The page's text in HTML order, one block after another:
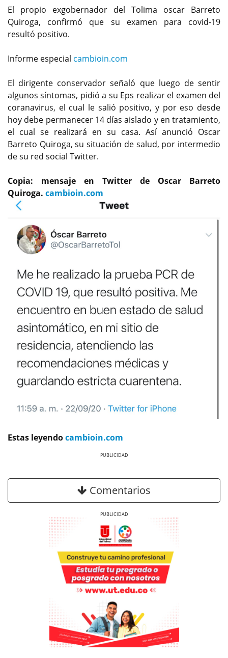
El propio exgobernador del Tolima oscar Barreto
Quiroga, confirmó que su examen para covid-19
resultó positivo.
Informe especial cambioin.com
El dirigente conservador señaló que luego de sentir
algunos síntomas, pidió a su Eps realizar el examen del
coranavirus, el cual le salió positivo, y por eso desde
hoy debe permanecer 14 días aislado y en tratamiento,
el cual se realizará en su casa. Así anunció Oscar
Barreto Quiroga, su situación de salud, por intermedio
de su red social Twitter.
Copia: mensaje en Twitter de Oscar Barreto
Quiroga. cambioin.com
Estas leyendocambioin.com
Comentarios